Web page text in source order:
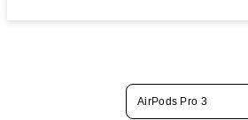
AirPods Pro 3